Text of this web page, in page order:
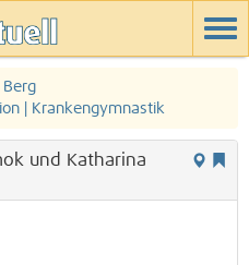
Berg
| Krankengymnastik
und Katharina